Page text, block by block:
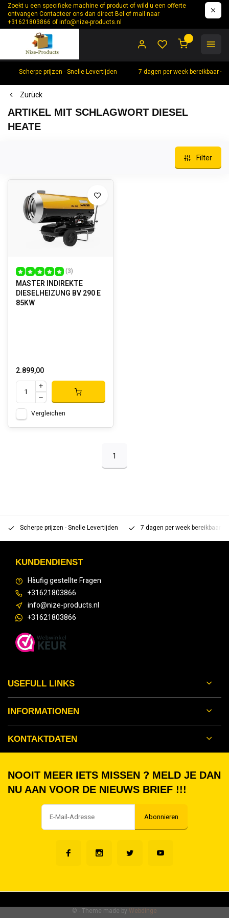
Zoekt u een specifieke machine of product of wild u een offerte
ontvangen Contacteer ons dan direct Bel of mail naar
+31621803866 ofinfo@nize-products.nl
Scherpe prijzen - Snelle Levertijden 7 dagen per week bereikbaar
Zurück
ARTIKEL MIT SCHLAGWORT DIESEL
HEATE
Filter
(3)
MASTER INDIREKTE
DIESELHEIZUNG BV 290 E
85KW
2.899,00
Vergleichen
1
Scherpe prijzen - Snelle Levertijden 7 dagen per week bereikbaar
KUNDENDIENST
Häufig gestellte Fragen
+31621803866
info@nize-products.nl
+31621803866
USEFULL LINKS
INFORMATIONEN
KONTAKTDATEN
NOOIT MEER IETS MISSEN ? MELD JE DAN
NU AAN VOOR DE NIEUWS BRIEF !!!
Abonnieren
© - Theme made by Webdinge